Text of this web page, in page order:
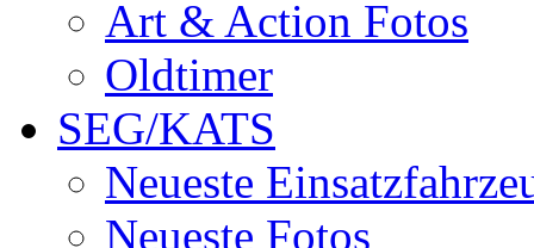
Art & Action Fotos
Oldtimer
SEG/KATS
Neueste
Neueste Fotos